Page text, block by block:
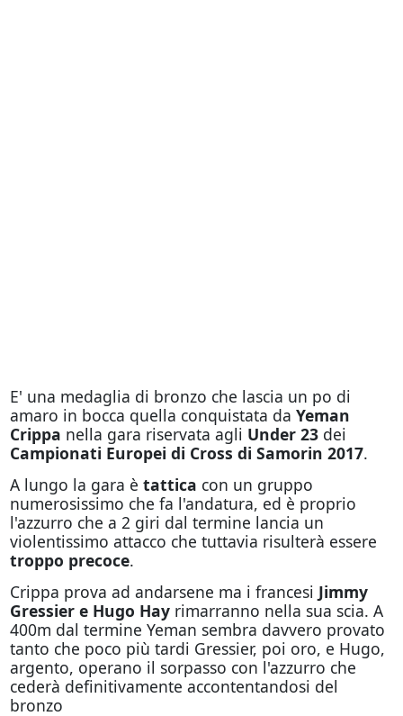
E' una medaglia di bronzo che lascia un po di
amaro in bocca quella conquistata da Yeman
Crippa nella gara riservata agli Under 23dei
Campionati Europei di Cross di Samorin 2017.
A lungo la gara è tattica con un gruppo
numerosissimo che fa l'andatura, ed è proprio
l'azzurro che a 2 giri dal termine lancia un
violentissimo attacco che tuttavia risulterà essere
troppo precoce.
Crippa prova ad andarsene ma i francesi Jimmy
Gressier e Hugo Hayrimarranno nella sua scia. A
400m dal termine Yeman sembra davvero provato
tanto che poco più tardi Gressier, poi oro, e Hugo,
argento, operano il sorpasso con l'azzurro che
cederà definitivamente accontentandosi del
bronzo